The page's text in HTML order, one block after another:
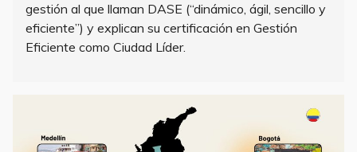
gestión al que llaman DASE (“dinámico, ágil, sencillo y
eficiente”) y explican su certificación en Gestión
Eficiente como Ciudad Líder.